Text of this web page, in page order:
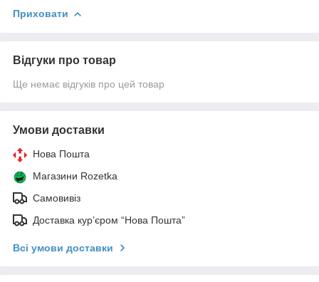
Приховати
Відгуки про товар
Ще немає відгуків про цей товар
Умови доставки
Нова Пошта
Магазини Rozetka
Самовивіз
Доставка кур’єром “Нова Пошта”
Всі умови доставки